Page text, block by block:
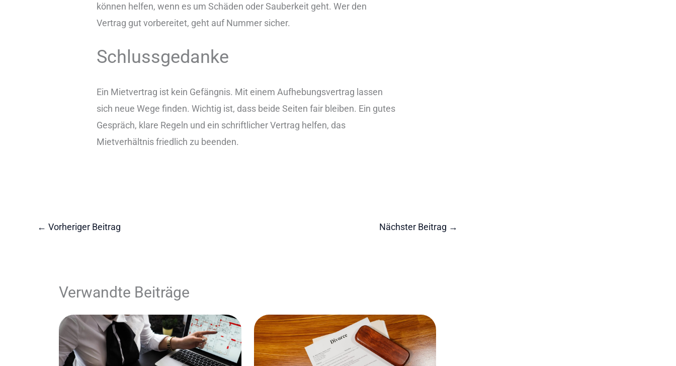
können helfen, wenn es um Schäden oder Sauberkeit geht. Wer den
Vertrag gut vorbereitet, geht auf Nummer sicher.
Schlussgedanke
Ein Mietvertrag ist kein Gefängnis. Mit einem Aufhebungsvertrag lassen
sich neue Wege finden. Wichtig ist, dass beide Seiten fair bleiben. Ein gutes
Gespräch, klare Regeln und ein schriftlicher Vertrag helfen, das
Mietverhältnis friedlich zu beenden.
← Vorheriger Beitrag Nächster Beitrag →
Verwandte Beiträge